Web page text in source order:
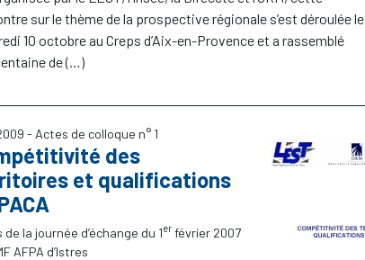
sur le thème de la prospective régionale s’est déroulée le
10 octobre au Creps d’Aix-en-Provence et a rassemblé
de (…)
- Actes de colloque n° 1
des
et qualifications
de la journée d’échange du 1er février 2007
AFPA d’Istres